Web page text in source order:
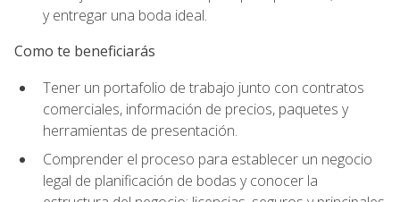
y entregar una boda ideal.
Como te beneficiarás
Tener un portafolio de trabajo junto con contratos
comerciales, información de precios, paquetes y
herramientas de presentación.
Comprender el proceso para establecer un negocio
legal de planificación de bodas y conocer la